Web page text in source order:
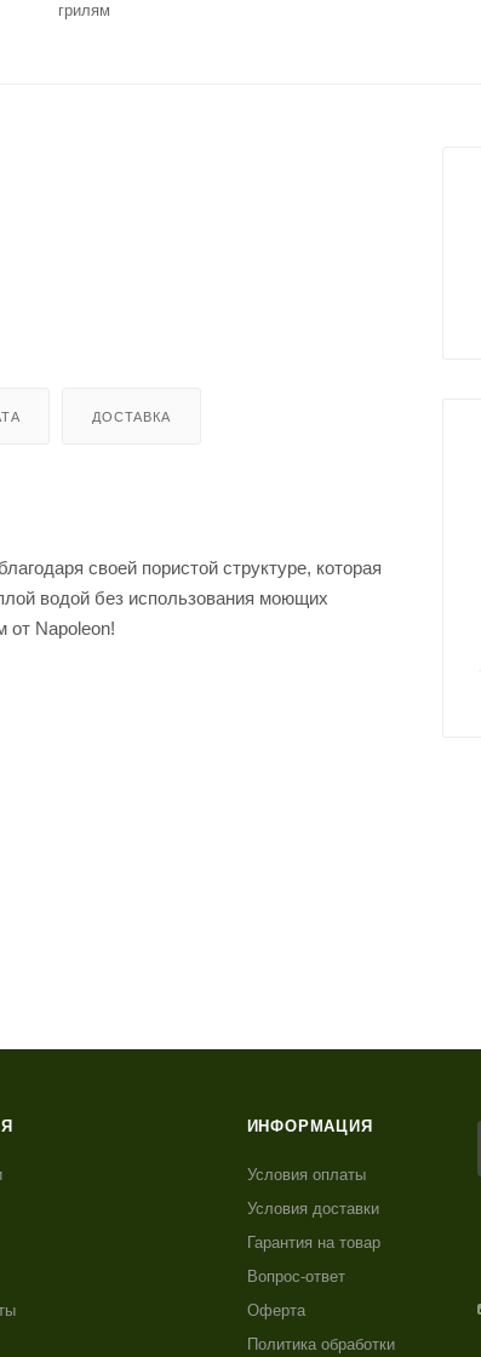
грилям
ДОСТАВКА
своей пористой структуре, которая
водой без использования моющих
от Napoleon!
ИНФОРМАЦИЯ
Условия оплаты
Условия доставки
Гарантия на товар
Вопрос-ответ
Оферта
Политика обработки